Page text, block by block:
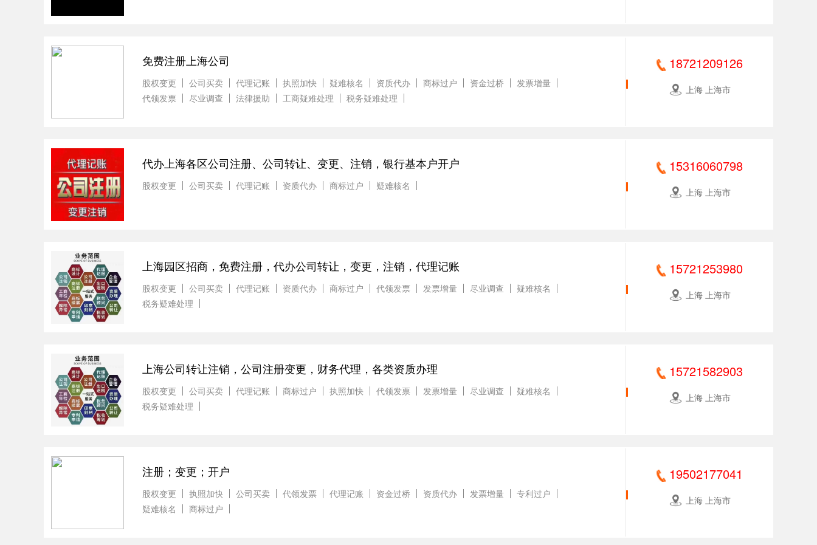
免费注册上海公司
股权变更 公司买卖 代理记账 执照加快 疑难核名 资质代办 商标过户 资金过桥
发票增量
代领发票
尽业调查 法律援助 工商疑难处理 税务疑难处理
18721209126
上海 上海市
代办上海各区公司注册、公司转让、变更、注销，银行基本户开户
股权变更 公司买卖 代理记账 资质代办 商标过户 疑难核名
15316060798
上海 上海市
上海园区招商，免费注册，代办公司转让，变更，注销，代理记账
股权变更 公司买卖 代理记账 资质代办 商标过户 代领发票 发票增量 尽业调查
疑难核名
税务疑难处理
15721253980
上海 上海市
上海公司转让注销，公司注册变更，财务代理，各类资质办理
股权变更 公司买卖 代理记账 商标过户 执照加快 代领发票 发票增量 尽业调查
疑难核名
税务疑难处理
15721582903
上海 上海市
注册；变更；开户
股权变更 执照加快 公司买卖 代领发票 代理记账 资金过桥 资质代办 发票增量
专利过户
疑难核名
商标过户
19502177041
上海 上海市